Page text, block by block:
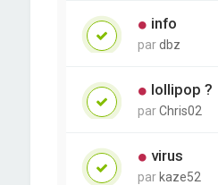
info
pardbz
lollipop ?
parChris02
virus
parkaze52